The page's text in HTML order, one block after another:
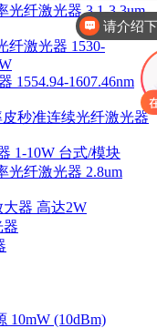
光纤激光器 3.1-3.3um
纤激光器 1530-
1554.94-1607.46nm
秒准连续光纤激光器
1-10W 台式/模块
光纤激光器 2.8um
大器 高达2W
器
10mW (10dBm)
请介绍